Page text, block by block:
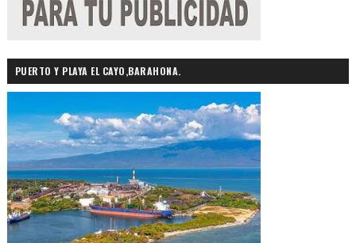
PUERTO Y PLAYA EL CAYO,BARAHONA.